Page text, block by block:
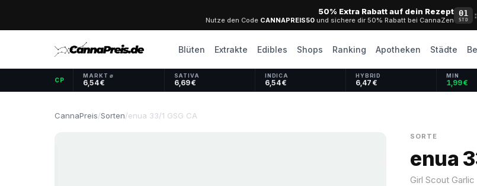
50% Extra Rabatt auf dein Rezept
Nutze den Code CANNAPREIS50 und sichere dir 50% Rabatt bei CannaZen
01
STD :
Blüten Extrakte Edibles Shops Ranking Apotheken Städte
CP
MARKT ⌀
6,54 €
SATIVA
6,69 €
INDICA
6,54 €
HYBRID
6,47 €
MIN
1,99 €
CannaPreis/Sorten/enua 33/1 GSG CA
SORTE
enua
Girl Scout Garlic